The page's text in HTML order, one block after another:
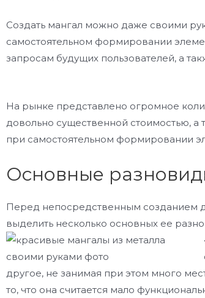
Создать мангал можно даже своими
самостоятельном формировании
запросам будущих пользователей, а
На рынке представлено огромное
довольно существенной стоимостью, а
при самостоятельном формировании
Основные
Перед непосредственным созданием
выделить несколько основных ее
другое, не занимая при этом много
то, что она считается мало